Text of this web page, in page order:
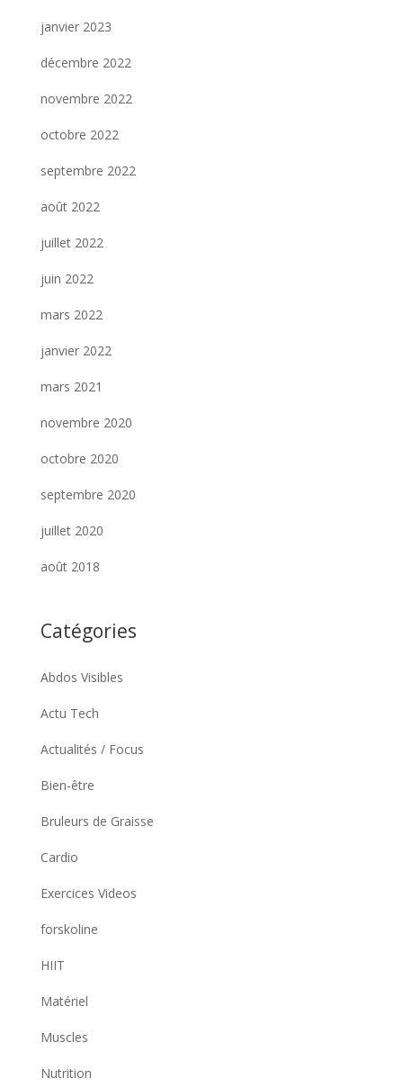
janvier 2023
décembre 2022
novembre 2022
octobre 2022
septembre 2022
août 2022
juillet 2022
juin 2022
mars 2022
janvier 2022
mars 2021
novembre 2020
octobre 2020
septembre 2020
juillet 2020
août 2018
Catégories
Abdos Visibles
Actu Tech
Actualités / Focus
Bien-être
Bruleurs de Graisse
Cardio
Exercices Videos
forskoline
HIIT
Matériel
Muscles
Nutrition